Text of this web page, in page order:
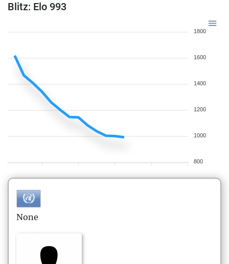
Blitz: Elo 993
1800
1600
1400
1200
1000
800
None